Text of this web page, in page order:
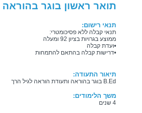
תואר ראשון בוגר
תנאי רישום:
תנאי קבלה ללא פסיכומטרי:
ממוצע בגרויות בציון 92 ומעלה
•ועדת קבלה
•דרישות קבלה בהתאם להתמחות
תיאור התעודה:
B.Ed בוגר בהוראה ותעודת הוראה לגיל הרך
משך הלימודים:
4 שנים